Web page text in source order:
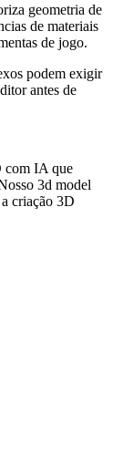
geometria de
de materiais
de jogo.
podem exigir
antes de
com IA que
3d model
criação 3D